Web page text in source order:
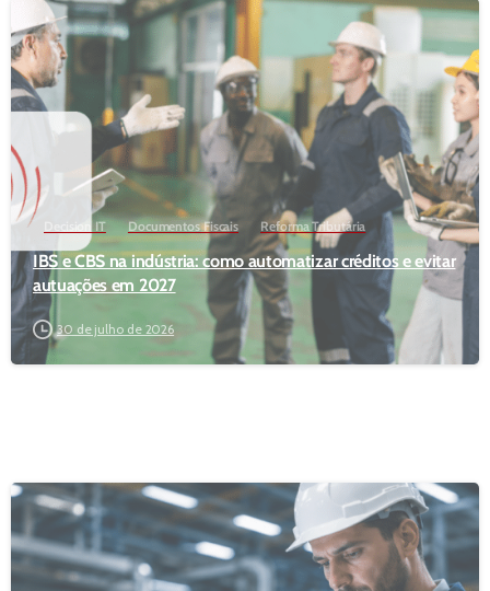
Decision IT Documentos Fiscais Reforma Tributária
IBS e CBS na indústria: como automatizar créditos e evitar
autuações em 2027
30 de julho de 2026